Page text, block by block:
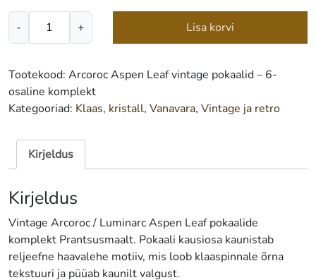
-
vintage
pokaal
-
tk.
kogus
+ Lisa korvi
Tootekood: Arcoroc Aspen Leaf vintage pokaalid – 6-
osaline komplekt
Kategooriad: Klaas, kristall, Vanavara, Vintage ja retro
Kirjeldus
Kirjeldus
Vintage Arcoroc / Luminarc Aspen Leaf pokaalide
komplekt Prantsusmaalt. Pokaali kausiosa kaunistab
reljeefne haavalehe motiiv, mis loob klaaspinnale õrna
tekstuuri ja püüab kaunilt valgust.